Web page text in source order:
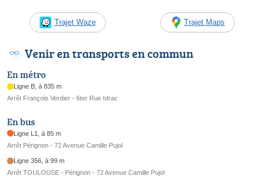
Trajet Waze Trajet Maps
Venir en transports en commun
En métro
Ligne B, à 835 m
Arrêt François Verdier - 6ter Rue Idrac
En bus
Ligne L1, à 85 m
Arrêt Pérignon - 72 Avenue Camille Pujol
Ligne 356, à 99 m
Arrêt TOULOUSE - Pérignon - 72 Avenue Camille Pujol